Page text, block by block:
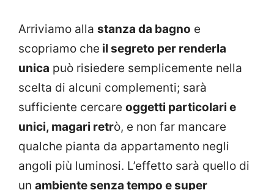
Arriviamo alla stanza da bagno e
scopriamo che il segreto per renderla
unica può risiedere semplicemente nella
scelta di alcuni complementi; sarà
sufficiente cercare oggetti particolari e
unici, magari retrò, e non far mancare
qualche pianta da appartamento negli
angoli più luminosi. L’effetto sarà quello di
un ambiente senza tempo e super